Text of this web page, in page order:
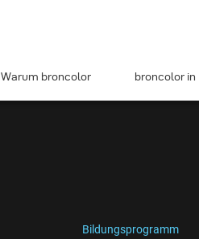
Warum broncolor broncolor in
Bildungsprogramm